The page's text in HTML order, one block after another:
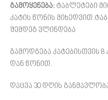
გამოყენება: ტაბლეტები
კატის წონის
შემდეგ ვლინდება
გამოდგება კატებისთვის 8
დან წონით.
დაცვა 30 დღის